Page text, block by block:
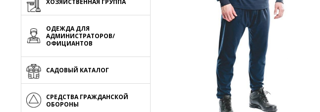
ХОЗЯЙСТВЕННАЯ ГРУППА
ОДЕЖДА ДЛЯ
АДМИНИСТРАТОРОВ/
ОФИЦИАНТОВ
САДОВЫЙ КАТАЛОГ
СРЕДСТВА ГРАЖДАНСКОЙ
ОБОРОНЫ